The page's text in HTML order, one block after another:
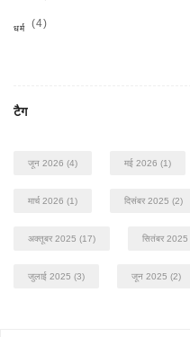
धर्म (4)
टैग
जून 2026 (4) मई 2026 (1)
मार्च 2026 (1) दिसंबर 2025 (2)
अक्तूबर 2025 (17) सितंबर 2025
जुलाई 2025 (3) जून 2025 (2)